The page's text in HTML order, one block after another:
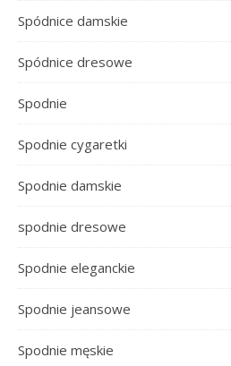
Spódnice damskie
Spódnice dresowe
Spodnie
Spodnie cygaretki
Spodnie damskie
spodnie dresowe
Spodnie eleganckie
Spodnie jeansowe
Spodnie męskie